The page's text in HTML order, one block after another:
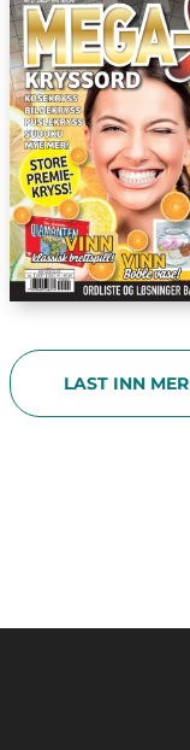
LAST INN MER